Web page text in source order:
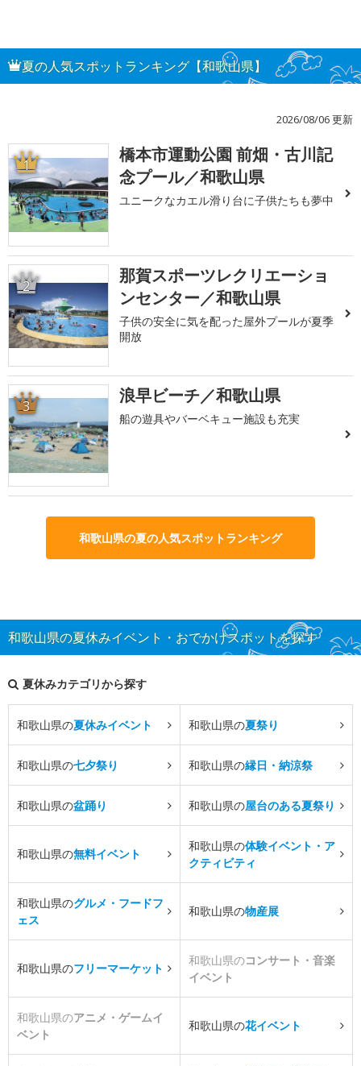
夏の人気スポットランキング【和歌山県】
2026/08/06 更新
1
橋本市運動公園 前畑・古川記
念プール／和歌山県
ユニークなカエル滑り台に子供たちも夢中
2
那賀スポーツレクリエーショ
ンセンター／和歌山県
子供の安全に気を配った屋外プールが夏季
開放
3 浪早ビーチ／和歌山県
船の遊具やバーベキュー施設も充実
和歌山県の夏の人気スポットランキング
和歌山県の夏休みイベント・おでかけスポットを探す
夏休みカテゴリから探す
和歌山県の夏休みイベント 和歌山県の夏祭り
和歌山県の七夕祭り 和歌山県の縁日・納涼祭
和歌山県の盆踊り 和歌山県の屋台のある夏祭り
和歌山県の無料イベント
和歌山県の体験イベント・ア
クティビティ
和歌山県のグルメ・フードフ
ェス
和歌山県の物産展
和歌山県のフリーマーケット
和歌山県のコンサート・音楽
イベント
和歌山県のアニメ・ゲームイ
ベント
和歌山県の花イベント